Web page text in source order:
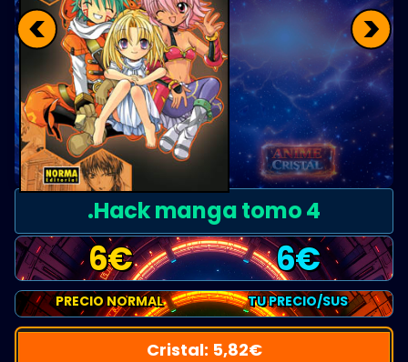
< >
.Hack manga tomo 4
6€ 6€
PRECIO NORMAL TU PRECIO/SUS
Cristal: 5,82€